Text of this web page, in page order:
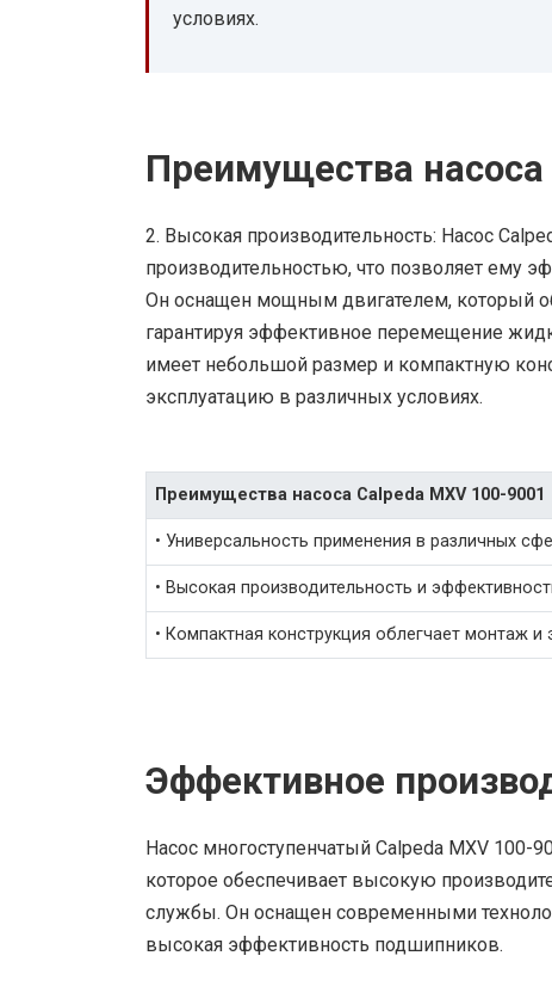
условиях.
Преимущества
2. Высокая производительность: Насос
производительностью, что позволяет ему
Он оснащен мощным двигателем, который
гарантируя эффективное перемещение
имеет небольшой размер и компактную
эксплуатацию в различных условиях.
Преимущества насоса Calpeda MXV 100-9001
• Универсальность применения в различных
• Высокая производительность и
• Компактная конструкция облегчает монтаж и
Эффективное
Насос многоступенчатый Calpeda MXV
которое обеспечивает высокую
службы. Он оснащен современными
высокая эффективность подшипников.